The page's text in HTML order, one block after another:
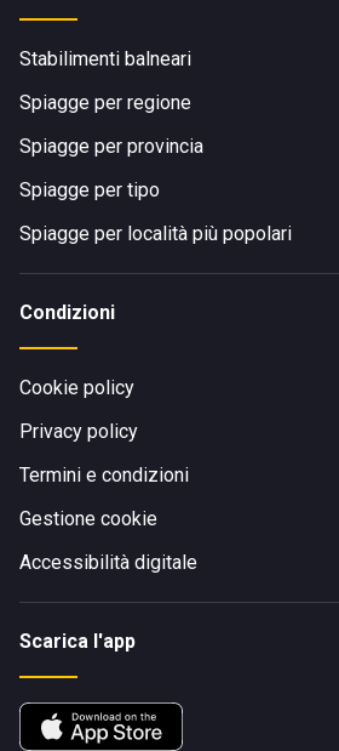
Stabilimenti balneari
Spiagge per regione
Spiagge per provincia
Spiagge per tipo
Spiagge per località più popolari
Condizioni
Cookie policy
Privacy policy
Termini e condizioni
Gestione cookie
Accessibilità digitale
Scarica l'app